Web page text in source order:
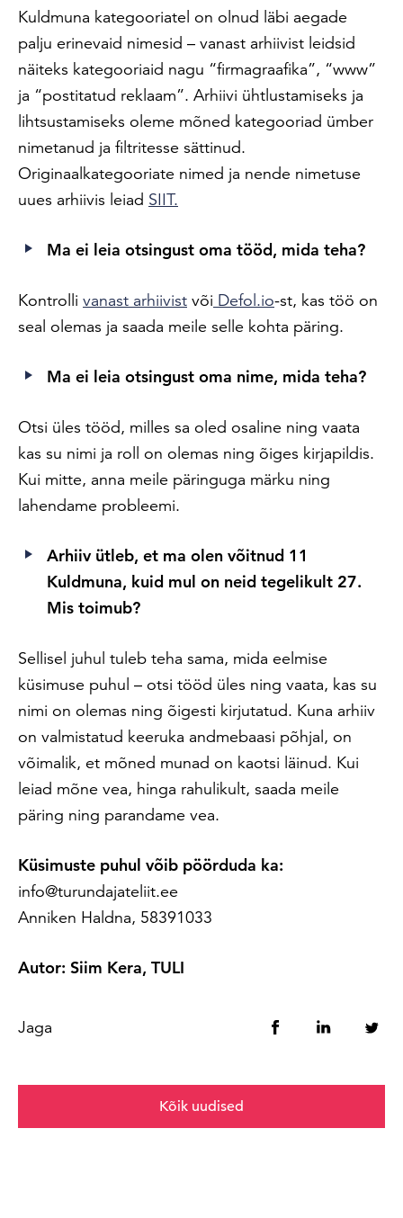
Kuldmuna kategooriatel on olnud läbi aegade
palju erinevaid nimesid – vanast arhiivist leidsid
näiteks kategooriaid nagu “firmagraafika”, “www”
ja “postitatud reklaam”. Arhiivi ühtlustamiseks ja
lihtsustamiseks oleme mõned kategooriad ümber
nimetanud ja filtritesse sättinud.
Originaalkategooriate nimed ja nende nimetuse
uues arhiivis leiad SIIT.
Ma ei leia otsingust oma tööd, mida teha?
Kontrolli vanast arhiivist või Defol.io-st, kas töö on
seal olemas ja saada meile selle kohta päring.
Ma ei leia otsingust oma nime, mida teha?
Otsi üles tööd, milles sa oled osaline ning vaata
kas su nimi ja roll on olemas ning õiges kirjapildis.
Kui mitte, anna meile päringuga märku ning
lahendame probleemi.
Arhiiv ütleb, et ma olen võitnud 11
Kuldmuna, kuid mul on neid tegelikult 27.
Mis toimub?
Sellisel juhul tuleb teha sama, mida eelmise
küsimuse puhul – otsi tööd üles ning vaata, kas su
nimi on olemas ning õigesti kirjutatud. Kuna arhiiv
on valmistatud keeruka andmebaasi põhjal, on
võimalik, et mõned munad on kaotsi läinud. Kui
leiad mõne vea, hinga rahulikult, saada meile
päring ning parandame vea.
Küsimuste puhul võib pöörduda ka:
info@turundajateliit.ee
Anniken Haldna, 58391033
Autor: Siim Kera, TULI
Jaga
Kõik uudised